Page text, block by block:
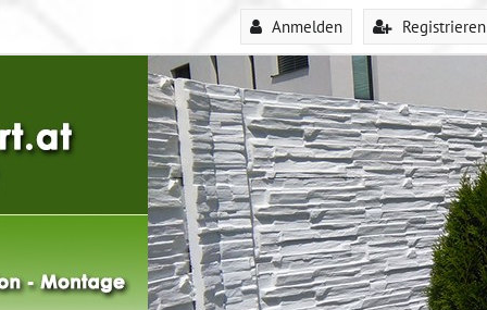
Anmelden Registrieren